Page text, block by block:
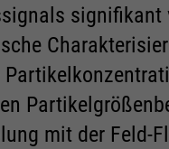
mit der Feld-